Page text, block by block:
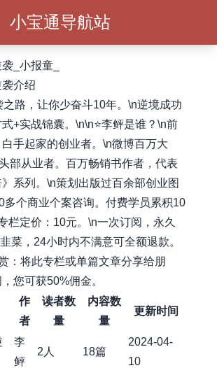
小宝通导航站
_小报童_
介绍
之路，让你少奋斗10年。\n逆境成功
+实战锦囊。\n\n⭐李鲆是谁？\n前
手起家的创业者。\n微博百万大
部从业者。百万畅销书作者，代表
系列。\n策划出版过百余部创业图
多个商业个案咨询。付费学员累积10
栏定价：10元。\n一次订阅，永久
菜，24小时内不满意可全额退款。
：将此专栏或单篇文章分享给朋
您可获50%佣金。
作
者
读者数
量
内容数
量
更新时间
李
鲆
2人 18篇
2024-04-
10